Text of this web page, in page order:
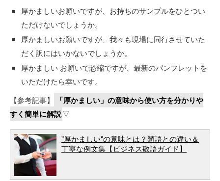
厚かましいお願いですが、お持ちのサンプルをひとつい
ただけないでしょうか。
厚かましいお願いですが、我々も現場に同行させていた
だく訳にはいかないでしょうか。
厚かましい お願いで恐縮ですが、最新のパンフレットを
いただけたら幸いです。
【参考記事】
「厚かましい」の意味から使い方を分かりや
すく簡単に解説▽
"厚かましい"の意味とは？類語との違い＆
丁寧な例文集【ビジネス敬語ガイド】